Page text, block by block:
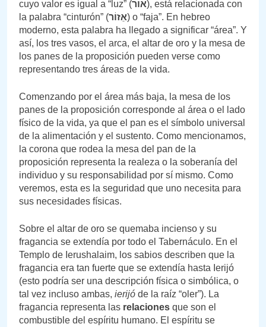
cuyo valor es igual a “luz” (אוֹר), está relacionada con
la palabra “cinturón” (אֵזוֹר) o “faja”. En hebreo
moderno, esta palabra ha llegado a significar “área”. Y
así, los tres vasos, el arca, el altar de oro y la mesa de
los panes de la proposición pueden verse como
representando tres áreas de la vida.
Comenzando por el área más baja, la mesa de los
panes de la proposición corresponde al área o el lado
físico de la vida, ya que el pan es el símbolo universal
de la alimentación y el sustento. Como mencionamos,
la corona que rodea la mesa del pan de la
proposición representa la realeza o la soberanía del
individuo y su responsabilidad por sí mismo. Como
veremos, esta es la seguridad que uno necesita para
sus necesidades físicas.
Sobre el altar de oro se quemaba incienso y su
fragancia se extendía por todo el Tabernáculo. En el
Templo de Ierushalaim, los sabios describen que la
fragancia era tan fuerte que se extendía hasta Ierijó
(esto podría ser una descripción física o simbólica, o
tal vez incluso ambas, ierijó de la raíz “oler”). La
fragancia representa las relaciones que son el
combustible del espíritu humano. El espíritu se